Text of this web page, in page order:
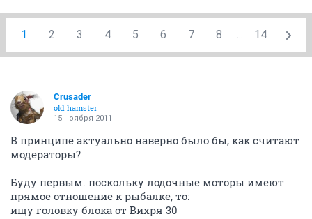
1 2 3 4 5 6 7 8 ... 14
Crusader
old hamster
15 ноября 2011
В принципе актуально наверно было бы, как считают
модераторы?
Буду первым. поскольку лодочные моторы имеют
прямое отношение к рыбалке, то:
ищу головку блока от Вихря 30